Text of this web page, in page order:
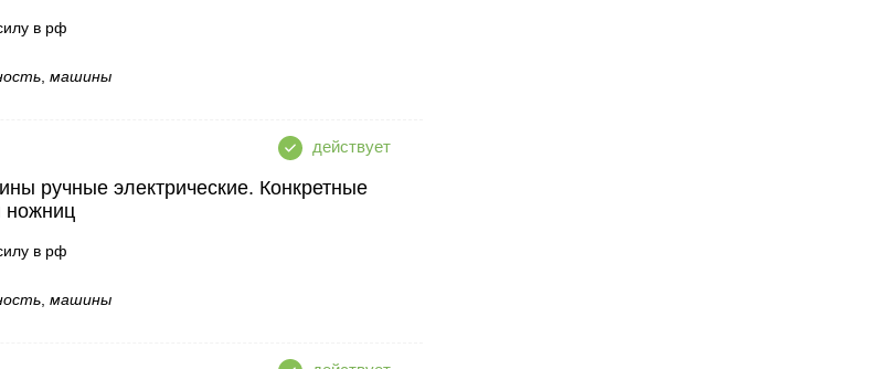
в рф
, машины
ручные электрические. Конкретные
ножниц
в рф
, машины